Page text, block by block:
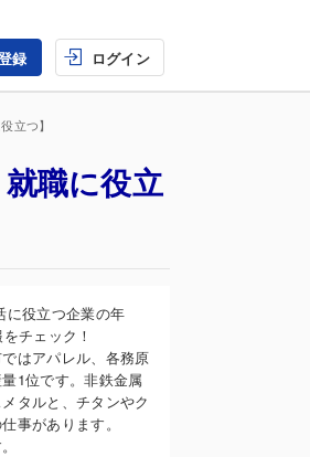
録 ログイン
立つ】
職に役立
に役立つ企業の年
チェック！
はアパレル、各務原
1位です。非鉄金属
タルと、チタンやク
事があります。